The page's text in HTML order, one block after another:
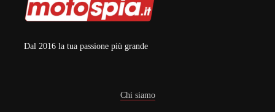
Dal 2016 la tua passione più grande
Chi siamo